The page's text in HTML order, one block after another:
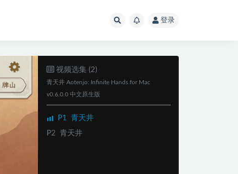
登录
视频选集 (2)
青天井 Aotenjo: Infinite Hands for Mac
v0.6.0.0 中文原生版
P1 青天井
P2 青天井